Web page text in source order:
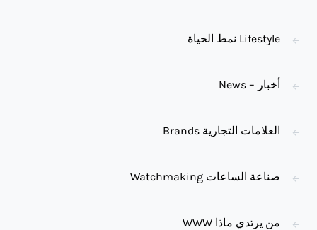
Lifestyle نمط الحياة
أخبار – News
العلامات التجارية Brands
صناعة الساعات Watchmaking
من يرتدي ماذا WWW